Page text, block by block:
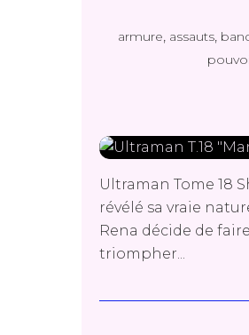
armure, assauts,
Ultraman Tome 18
révélé sa vraie
Rena décide de
triompher...